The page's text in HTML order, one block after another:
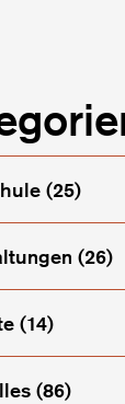
(20%)
(25)
(26)
(14)
(86)